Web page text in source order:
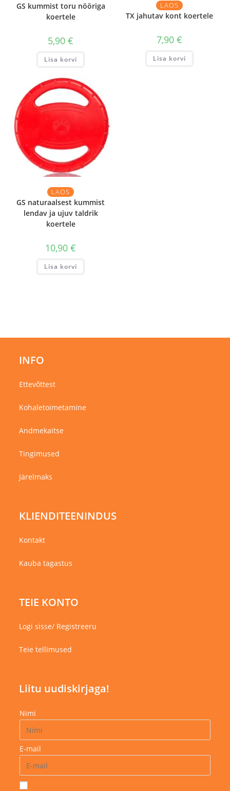
GS kummist toru nööriga
koertele
5,90€
Lisa korvi
LAOS
TX jahutav kont koertele
7,90 €
Lisa korvi
LAOS
GS naturaalsest kummist
lendav ja ujuv taldrik
koertele
10,90€
Lisa korvi
INFO
Ettevõttest
Kohaletoimetamine
Andmekaitse
Tingimused
Järelmaks
KLIENDITEENINDUS
Kontakt
Kauba tagastus
TEIE KONTO
Logi sisse/ Registreeru
Teie tellimused
Liitu uudiskirjaga!
Nimi
E-mail